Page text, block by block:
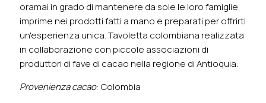
oramai in grado di mantenere da sole le loro famiglie,
imprime nei prodotti fatti a mano e preparati per offrirti
un'esperienza unica. Tavoletta colombiana realizzata
in collaborazione con piccole associazioni di
produttori di fave di cacao nella regione di Antioquia.
Provenienza cacao: Colombia